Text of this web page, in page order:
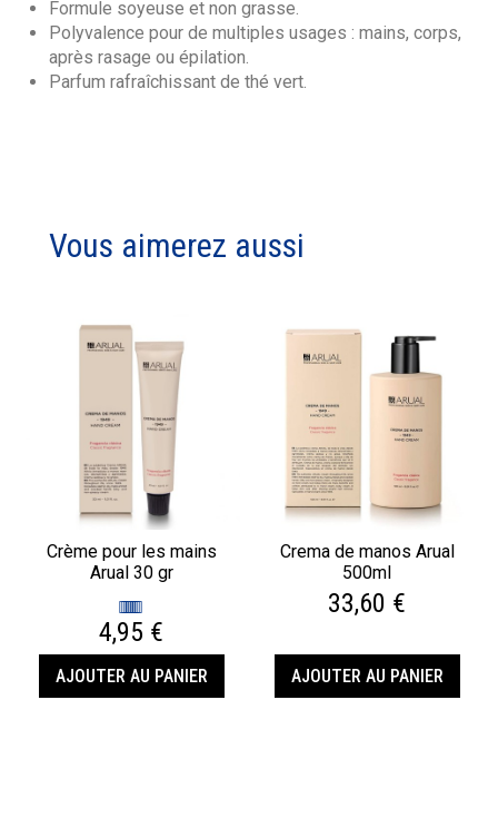
Formule soyeuse et non grasse.
Polyvalence pour de multiples usages : mains, corps,
après rasage ou épilation.
Parfum rafraîchissant de thé vert.
Vous aimerez aussi
Crème pour les mains
Arual 30 gr
4,95 €
AJOUTER AU PANIER
Crema de manos Arual
500ml
33,60 €
AJOUTER AU PANIER